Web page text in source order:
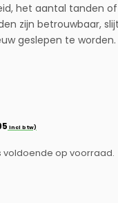
het aantal tanden
zijn betrouwbaar,
geslepen te worden.
incl btw)
voldoende op voorraad.